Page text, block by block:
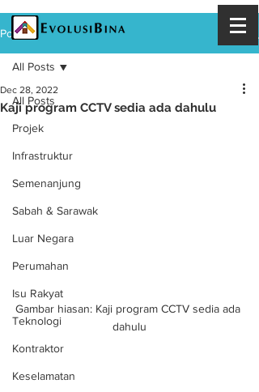
Post
All Posts
Projek
Infrastruktur
Semenanjung
Sabah & Sarawak
Luar Negara
Perumahan
Isu Rakyat
Teknologi
Kontraktor
Keselamatan
All Posts
Kaji program CCTV sedia ada dahulu
Dec 28, 2022
Gambar hiasan: Kaji program CCTV sedia ada
dahulu